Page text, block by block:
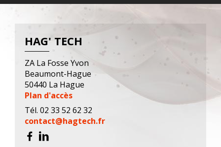
HAG' TECH
ZA La Fosse Yvon
Beaumont-Hague
50440 La Hague
Plan d'accès
Tél. 02 33 52 62 32
contact@hagtech.fr